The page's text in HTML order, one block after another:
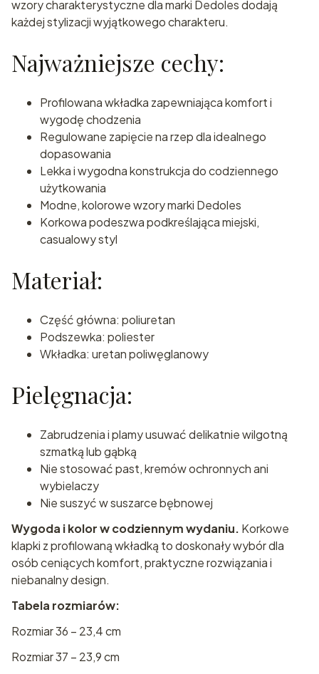
wzory charakterystyczne dla marki Dedoles dodają
każdej stylizacji wyjątkowego charakteru.
Najważniejsze cechy:
Profilowana wkładka zapewniająca komfort i
wygodę chodzenia
Regulowane zapięcie na rzep dla idealnego
dopasowania
Lekka i wygodna konstrukcja do codziennego
użytkowania
Modne, kolorowe wzory marki Dedoles
Korkowa podeszwa podkreślająca miejski,
casualowy styl
Materiał:
Część główna: poliuretan
Podszewka: poliester
Wkładka: uretan poliwęglanowy
Pielęgnacja:
Zabrudzenia i plamy usuwać delikatnie wilgotną
szmatką lub gąbką
Nie stosować past, kremów ochronnych ani
wybielaczy
Nie suszyć w suszarce bębnowej
Wygoda i kolor w codziennym wydaniu. Korkowe
klapki z profilowaną wkładką to doskonały wybór dla
osób ceniących komfort, praktyczne rozwiązania i
niebanalny design.
Tabela rozmiarów:
Rozmiar 36 – 23,4 cm
Rozmiar 37 – 23,9 cm